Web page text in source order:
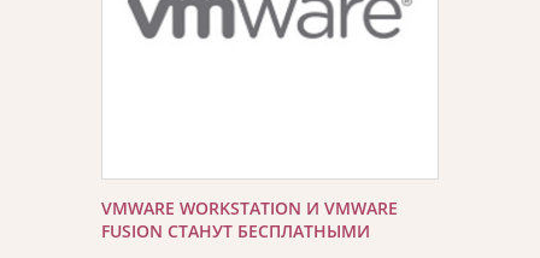
VMWARE WORKSTATION И VMWARE
FUSION СТАНУТ БЕСПЛАТНЫМИ